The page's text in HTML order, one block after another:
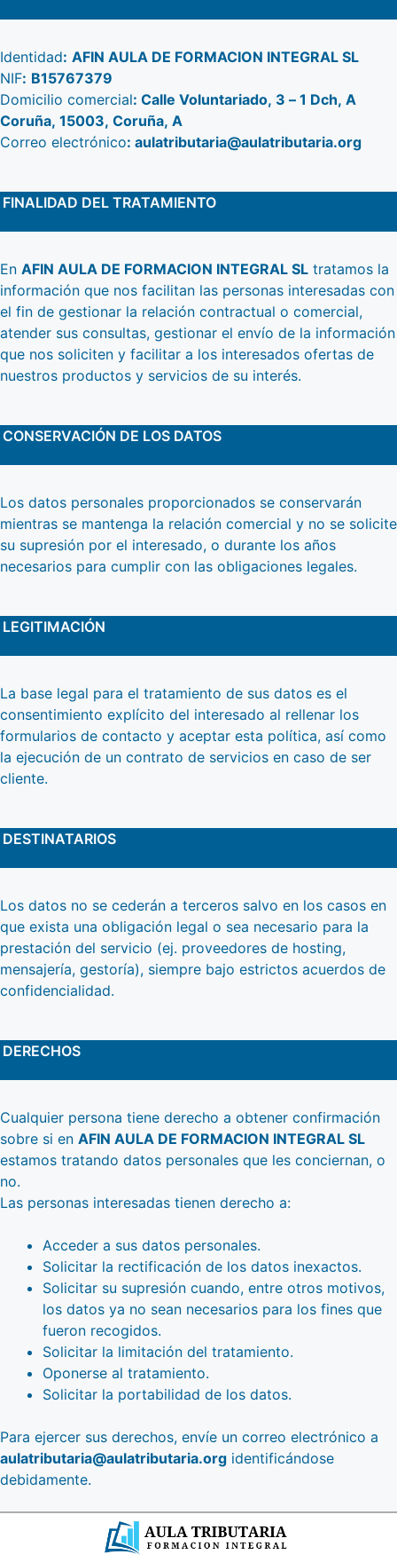
Identidad: AFIN AULA DE FORMACION INTEGRAL SL
NIF: B15767379
Domicilio comercial: Calle Voluntariado, 3 – 1 Dch, A
Coruña, 15003, Coruña, A
Correo electrónico: aulatributaria@aulatributaria.org
FINALIDAD DEL TRATAMIENTO
En AFIN AULA DE FORMACION INTEGRAL SL ⁣ tratamos la
información que nos facilitan las personas interesadas con
el fin de gestionar la relación contractual o comercial,
atender sus consultas, gestionar el envío de la información
que nos soliciten y facilitar a los interesados ofertas de
nuestros productos y servicios de su interés.
CONSERVACIÓN DE LOS DATOS
Los datos personales proporcionados se conservarán
mientras se mantenga la relación comercial y no se solicite
su supresión por el interesado, o durante los años
necesarios para cumplir con las obligaciones legales.
LEGITIMACIÓN
La base legal para el tratamiento de sus datos es el
consentimiento explícito del interesado al rellenar los
formularios de contacto y aceptar esta política, así como
la ejecución de un contrato de servicios en caso de ser
cliente.
DESTINATARIOS
Los datos no se cederán a terceros salvo en los casos en
que exista una obligación legal o sea necesario para la
prestación del servicio (ej. proveedores de hosting,
mensajería, gestoría), siempre bajo estrictos acuerdos de
confidencialidad.
DERECHOS
Cualquier persona tiene derecho a obtener confirmación
sobre si en AFIN AULA DE FORMACION INTEGRAL SL
estamos tratando datos personales que les conciernan, o
no.
Las personas interesadas tienen derecho a:
Acceder a sus datos personales.
Solicitar la rectificación de los datos inexactos.
Solicitar su supresión cuando, entre otros motivos,
los datos ya no sean necesarios para los fines que
fueron recogidos.
Solicitar la limitación del tratamiento.
Oponerse al tratamiento.
Solicitar la portabilidad de los datos.
Para ejercer sus derechos, envíe un correo electrónico a
aulatributaria@aulatributaria.org identificándose
debidamente.